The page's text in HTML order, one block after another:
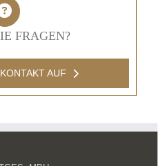
FRAGEN?
AUF